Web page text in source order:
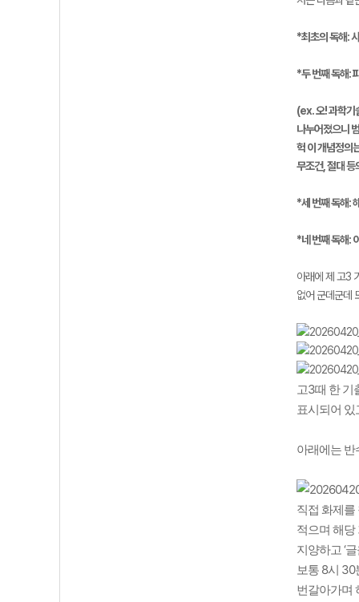
*최초의 독해:
*두 번째 독해:
(ex. 오! 과학기
나누어졌으니
헉 이 개념정의
무조건, 절대
*세 번째 독해:
*네 번째 독해:
아래에 제 고3
없어 군데군데
고3때 한 기
표시되어 있
아래에는
직접 화제를
적으며 해당
지양하고 ‘
보통 8시
번갈아가며